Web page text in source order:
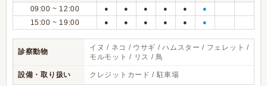
09:00 ~ 12:00
● ● ● ● ● ●
15:00 ~ 19:00 ● ● ● ● ● ●
診察動物
イヌ / ネコ / ウサギ / ハムスター / フェレット /
モルモット / リス / 鳥
設備・取り扱い クレジットカード / 駐車場